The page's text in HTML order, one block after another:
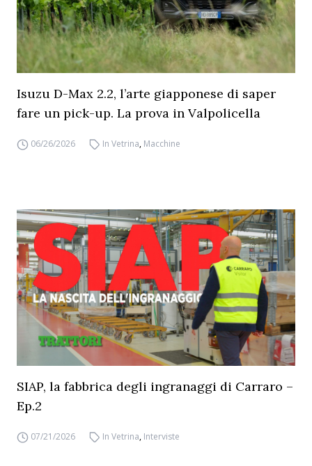
Isuzu D-Max 2.2, l’arte giapponese di saper
fare un pick-up. La prova in Valpolicella
06/26/2026 In Vetrina, Macchine
SIAP, la fabbrica degli ingranaggi di Carraro –
Ep.2
07/21/2026 In Vetrina, Interviste